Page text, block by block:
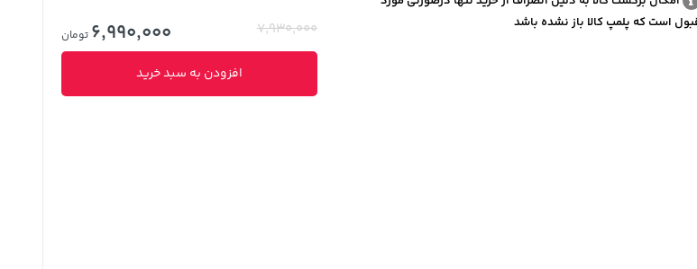
است که پلمپ کالا باز نشده باشد
7,930,000
6,990,000 تومان
افزودن به سبد خرید